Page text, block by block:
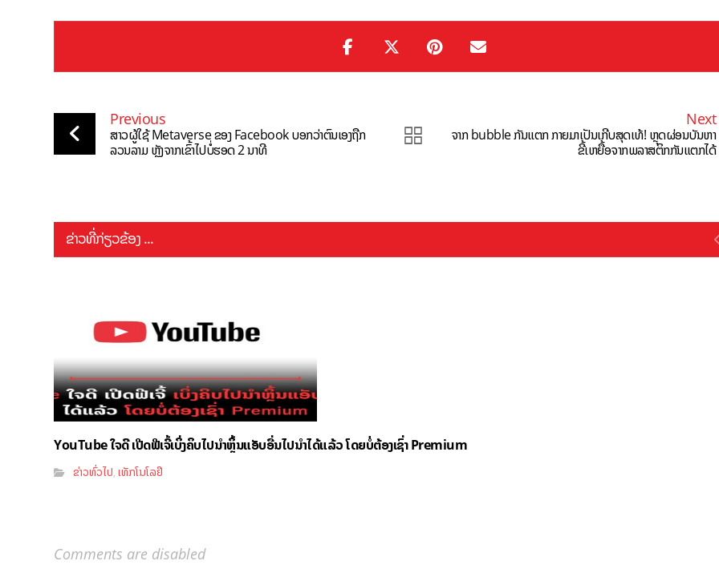
Previous
ສາວຜູ້ໃຊ້ Metaverse ຂອງ Facebook ບອກວ່າຕົນເອງຖືກ
ລວນລາມ ຫຼັງຈາກເຂົ້າໄປບໍ່ຮອດ 2 ນາທີ
Next
ຈາກ bubble ກັນແຕກ ກາຍມາເປັນເກີບສຸດເທ້! ຫຼຸດຜ່ອນບັນຫາ
ຂີ້ເຫຍື້ອຈາກພລາສຕິກກັນແຕກໄດ້
ຂ່າວທີ່ກ່ຽວຂ້ອງ ...
YouTube ໃຈດີ ເປີດຟີເຈີ້ເບິ່ງຄິບໄປນຳຫຼິ້ນແອັບອື່ນໄປນຳໄດ້ແລ້ວ ໂດຍບໍ່ຕ້ອງເຊົ່າ Premium
ຂ່າວທົ່ວໄປ,ເທັກໂນໂລຢີ
Comments are disabled